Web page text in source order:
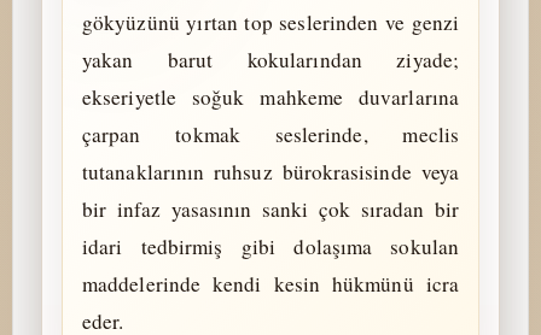
gökyüzünü yırtan top seslerinden ve genzi
yakan barut kokularından ziyade;
ekseriyetle soğuk mahkeme duvarlarına
çarpan tokmak seslerinde, meclis
tutanaklarının ruhsuz bürokrasisinde veya
bir infaz yasasının sanki çok sıradan bir
idari tedbirmiş gibi dolaşıma sokulan
maddelerinde kendi kesin hükmünü icra
eder.